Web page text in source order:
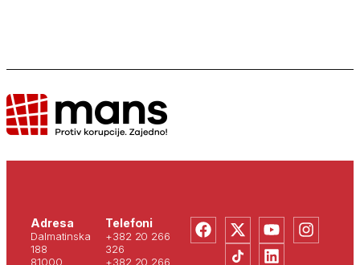
Adresa
Dalmatinska
188
81000
Telefoni
+382 20 266
326
+382 20 266